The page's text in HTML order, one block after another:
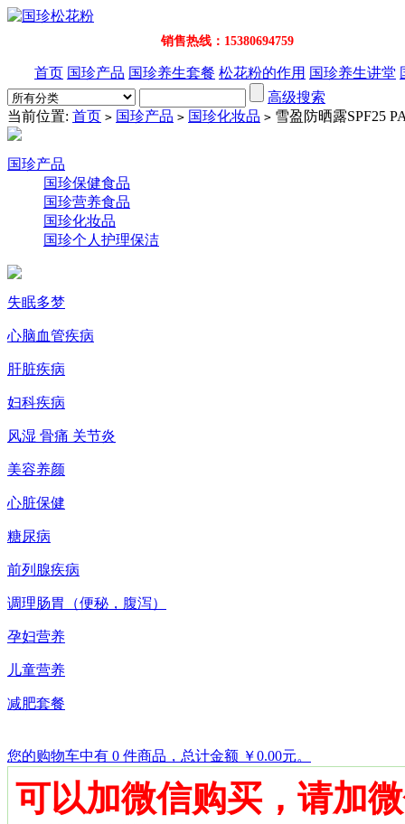
销售热线：15380694759
首页 国珍产品 国珍养生套餐 松花粉的作用 国珍养生讲堂
高级搜索
当前位置: 首页 > 国珍产品 > 国珍化妆品 > 雪盈防晒露SPF25
国珍产品
国珍保健食品
国珍营养食品
国珍化妆品
国珍个人护理保洁
失眠多梦
心脑血管疾病
肝脏疾病
妇科疾病
风湿 骨痛 关节炎
美容养颜
心脏保健
糖尿病
前列腺疾病
调理肠胃（便秘，腹泻）
孕妇营养
儿童营养
减肥套餐
您的购物车中有 0 件商品，总计金额 ￥0.00元。
可以加微信购买，请加